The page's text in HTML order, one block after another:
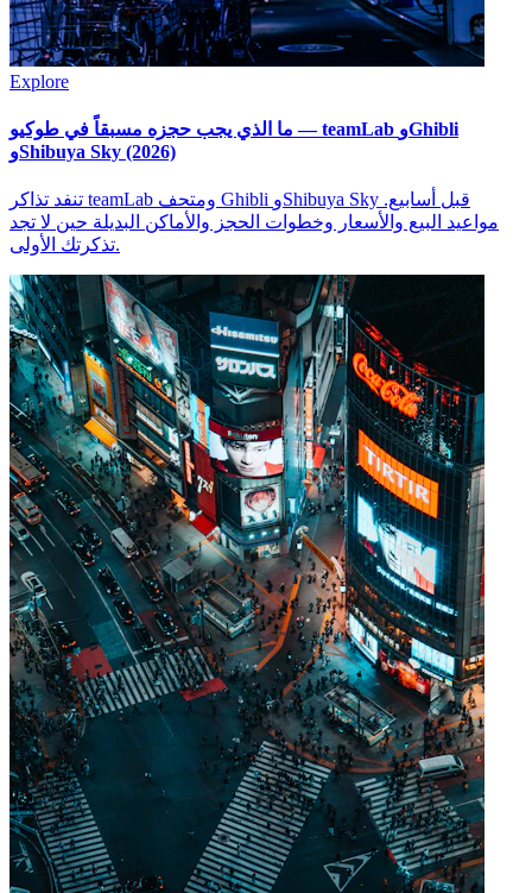
Explore
ما الذي يجب حجزه مسبقاً في طوكيو — teamLab وGhibli
وShibuya Sky (2026)
تنفد تذاكر teamLab ومتحف Ghibli وShibuya Sky قبل أسابيع.
مواعيد البيع والأسعار وخطوات الحجز والأماكن البديلة حين لا تجد
تذكرتك الأولى.